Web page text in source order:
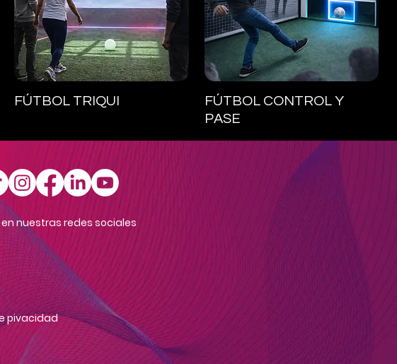
Vista rápida
FÚTBOL TRIQUI Vista rápida
FÚTBOL CONTROL Y
PASE
nuestras redes sociales
pivacidad